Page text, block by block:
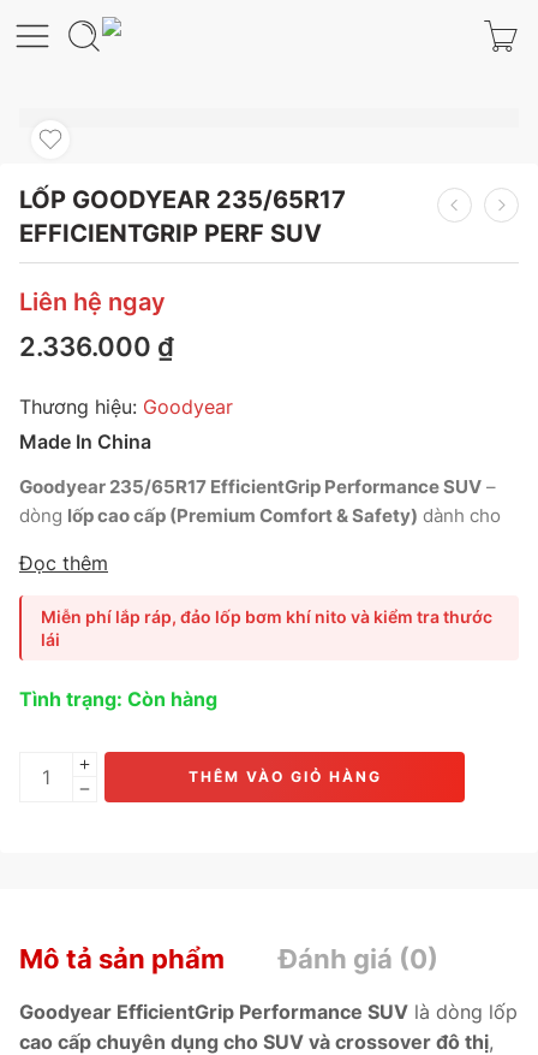
LỐP GOODYEAR 235/65R17
EFFICIENTGRIP PERF SUV
Liên hệ ngay
Made In China
2.336.000 ₫
Thương hiệu: Goodyear
Goodyear 235/65R17 EfficientGrip Performance SUV –
dòng lốp cao cấp (Premium Comfort & Safety) dành cho
khả năng phanh ngắn, bám đường ướt tốt và tiết kiệm
nhiên liệu hiệu quả.
vàFuelSaving Compound , giúprút ngắn quãng phanh,
giảm lực cản lăn và tăng tuổi thọ lốp.
dòng Mazda CX-5, Honda CR-V, Toyota Fortuner,
Hyundai SantaFe, Nissan X-Trail.
Đọc thêm
Miễn phí lắp ráp, đảo lốp bơm khí nito và kiểm tra thước
lái
Tình trạng: Còn hàng
THÊM VÀO GIỎ HÀNG
Mô tả sản phẩm Đánh giá (0)
Goodyear EfficientGrip Performance SUV là dòng lốp
cao cấp chuyên dụng cho SUV và crossover đô thị,